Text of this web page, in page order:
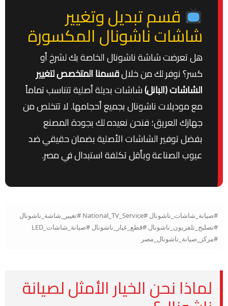
قسم تبديل وتغيير
شاشات ناشونال المكسورة
هل تعرضت شاشة ناشونال الخاصة بك لشرخ أو
كسر؟ نوفر لك من خلالقسمنا المتخصص لتغيير
الشاشات (البانل)شاشات بديلة أصلية تتناسب تماماً
مع موديلات ناشونال بجميع أحجامها. لا تتخلص من
جهازك العريق؛ فنحن نعيده لك بجودة المصنع
بفضل توفير الشاشات الأصلية بضمان حقيقي ضد
عيوب الصناعة وبأقل تكلفة استبدال في مصر.
#صيانة_شاشات_ناشونال #National_TV_Service #تغيير_شاشة_ناشونال
#تصليح_تلفزيون_ناشونال #قطع_غيار_ناشونال #صيانة_شاشات_LED
#مركز_صيانة_ناشونال_مصر
لماذا نحن الخيار الأمثل لصيانة